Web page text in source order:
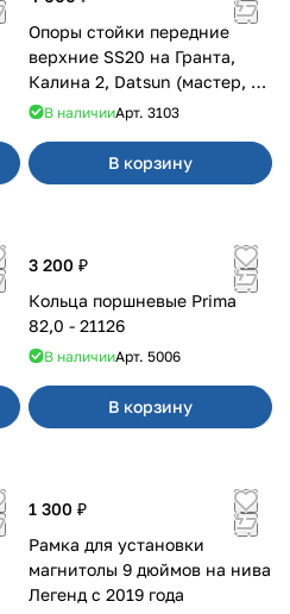
Опоры стойки передние
верхние SS20 на Гранта,
Калина 2, Datsun (мастер, с
ЭлУР, с подшипником) 2шт
В наличииАрт. 3103
В корзину
3 200 ₽
Кольца поршневые Prima
82,0 - 21126
В наличииАрт. 5006
В корзину
1 300 ₽
Рамка для установки
магнитолы 9 дюймов на нива
Легенд с 2019 года